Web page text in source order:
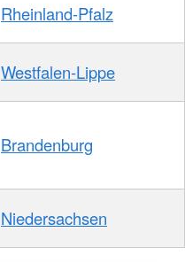
Rheinland-Pfalz
Westfalen-Lippe
Brandenburg
Niedersachsen